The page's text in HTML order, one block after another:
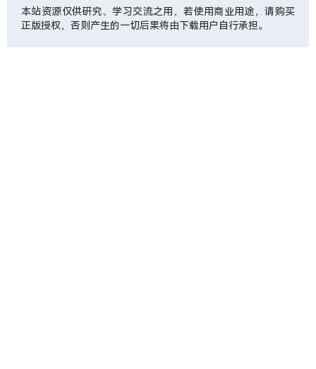
本站资源仅供研究、学习交流之用，若使用商业用途，请购买
正版授权，否则产生的一切后果将由下载用户自行承担。